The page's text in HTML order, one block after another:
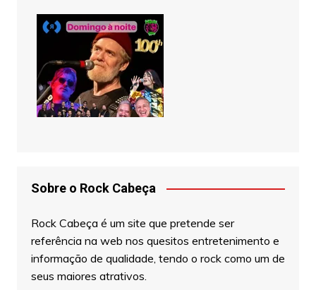
Sobre o Rock Cabeça
Rock Cabeça é um site que pretende ser
referência na web nos quesitos entretenimento e
informação de qualidade, tendo o rock como um de
seus maiores atrativos.